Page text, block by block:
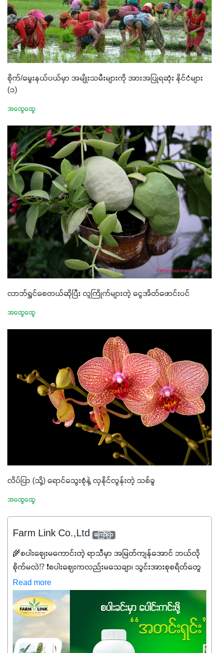
စိုက်/မွေးနယ်ပယ်မှာ အမျိုးသမီးများကို အားအပြုရဆုံး နိုင်ငံများ
(၁)
အထွေထွေ
လာဘ်ရွှင်စေတယ်ဆိုပြီး လူကြိုက်များတဲ့ ငွေအိတ်ဖောင်းပင်
အထွေထွေ
လိပ်ပြာ (သို့) ရောင်သွေးစုံနဲ့ လှနိုင်လွန်းတဲ့ သစ်ခွ
အထွေထွေ
Farm Link Co.,Ltd ကြော်ငြာ
🌾စပါးဈေးမကောင်းတဲ့ ရာသီမှာ အမြတ်ကျန်အောင် ဘယ်လို
စိုက်မလဲ⁉️ ❗စပါးဈေးကလည်းမသေချာ၊ သွင်းအားစုစရိတ်တွေ
ကလည်း တက်နေတဲ့ဒီလိုအချိန်မှာ သွင်းအားစုဖိုးကို လျှော့ချပြီး
အထွက်နှုန်းကို ထိန်းထားနိုင်မှ ဦးကြီးတို့ အဆင်ပြေမှာနော် ✔️ဒါ
ကြောင့် ကိုယ်သုံးသမျှ ကိုယ့်အတွက်အကျိုးရစေမယ့်
အရည်အသွေးစိတ်ချရတဲ့ သွင်းအားစုပစ္စည်းတွေကိုပဲ ရွေးချယ်
သုံးသင့်ပါတယ်။
Read more